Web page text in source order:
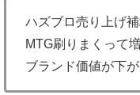
ハズブロ売り上げ
MTG刷りまくって
ブランド価値が下